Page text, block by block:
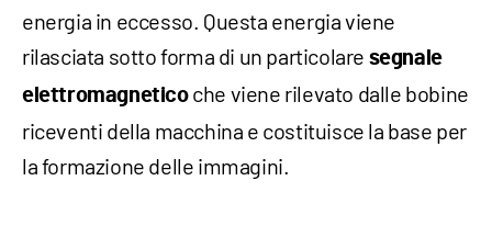
energia in eccesso. Questa energia viene
rilasciata sotto forma di un particolare segnale
elettromagneticoche viene rilevato dalle bobine
riceventi della macchina e costituisce la base per
la formazione delle immagini.